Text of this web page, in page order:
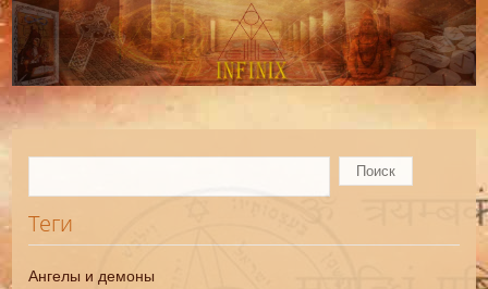
Теги
Ангелы и демоны